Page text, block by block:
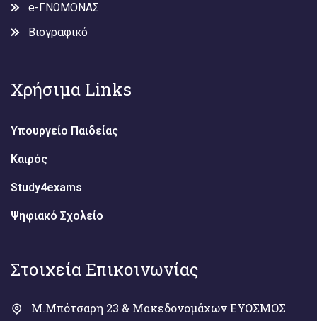
e-ΓΝΩΜΟΝΑΣ
Βιογραφικό
Χρήσιμα Links
Υπουργείο Παιδείας
Καιρός
Study4exams
Ψηφιακό Σχολείο
Στοιχεία Επικοινωνίας
Μ.Μπότσαρη 23 & Μακεδονομάχων ΕΥΟΣΜΟΣ